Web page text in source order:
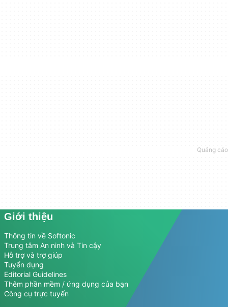
Giới thiệu
Thông tin về Softonic
Trung tâm An ninh và Tin cậy
Hỗ trợ và trợ giúp
Tuyển dụng
Editorial Guidelines
Thêm phần mềm / ứng dụng của bạn
Công cụ trực tuyến